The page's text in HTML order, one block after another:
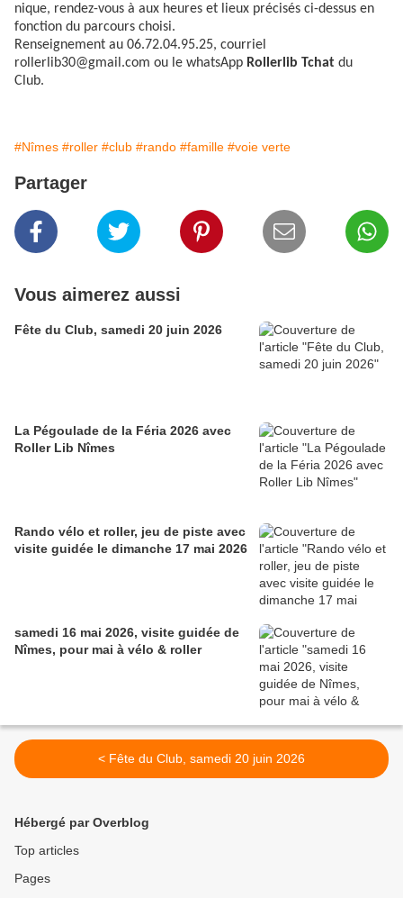
nique, rendez-vous à aux heures et lieux précisés ci-dessus en
fonction du parcours choisi.
Renseignement au 06.72.04.95.25, courriel
rollerlib30@gmail.com ou le whatsApp Rollerlib Tchat du
Club.
#Nîmes #roller #club #rando #famille #voie verte
Partager
Vous aimerez aussi
Fête du Club, samedi 20 juin 2026
La Pégoulade de la Féria 2026 avec
Roller Lib Nîmes
Rando vélo et roller, jeu de piste avec
visite guidée le dimanche 17 mai 2026
samedi 16 mai 2026, visite guidée de
Nîmes, pour mai à vélo & roller
< Fête du Club, samedi 20 juin 2026
Hébergé par Overblog
Top articles
Pages